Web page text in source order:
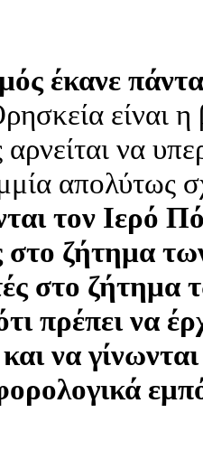
έκανε
είναι
να
απολύτως
τον Ιερό
στο ζήτημα
στο ζήτημα
πρέπει να
να